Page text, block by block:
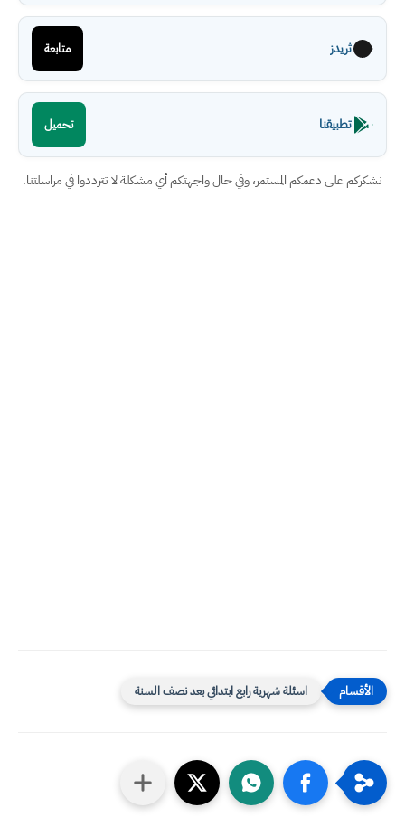
ثريدز متابعة
تطبيقنا تحميل
نشكركم على دعمكم المستمر، وفي حال واجهتكم أي مشكلة لا تترددوا في مراسلتنا.
اسئلة شهرية رابع ابتدائي بعد نصف السنة